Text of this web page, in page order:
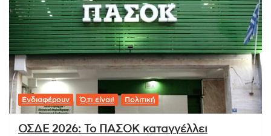
Ενδιαφέρουν Ό,τι είναι! Πολιτική
ΟΣΔΕ 2026: Το ΠΑΣΟΚ καταγγέλλει